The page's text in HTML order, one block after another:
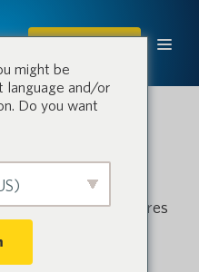
COMPRAR
que ofrece
precisas para
en ordenadores
y tabletas.
might be
language and/or
Do you want